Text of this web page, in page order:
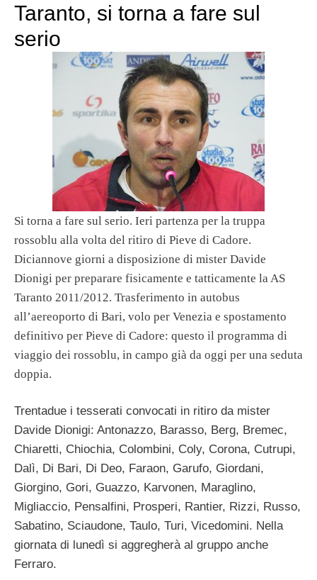
Taranto, si torna a fare sul
serio
Si torna a fare sul serio. Ieri partenza per la truppa
rossoblu alla volta del ritiro di Pieve di Cadore.
Diciannove giorni a disposizione di mister Davide
Dionigi per preparare fisicamente e tatticamente la AS
Taranto 2011/2012. Trasferimento in autobus
all’aereoporto di Bari, volo per Venezia e spostamento
definitivo per Pieve di Cadore: questo il programma di
viaggio dei rossoblu, in campo già da oggi per una seduta
doppia.
Trentadue i tesserati convocati in ritiro da mister
Davide Dionigi: Antonazzo, Barasso, Berg, Bremec,
Chiaretti, Chiochia, Colombini, Coly, Corona, Cutrupi,
Dalì, Di Bari, Di Deo, Faraon, Garufo, Giordani,
Giorgino, Gori, Guazzo, Karvonen, Maraglino,
Migliaccio, Pensalfini, Prosperi, Rantier, Rizzi, Russo,
Sabatino, Sciaudone, Taulo, Turi, Vicedomini. Nella
giornata di lunedì si aggregherà al gruppo anche
Ferraro.